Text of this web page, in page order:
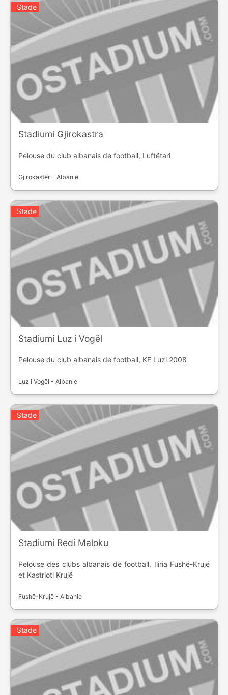
Stade
Stadiumi Gjirokastra
Pelouse du club albanais de football, Luftëtari
Gjirokastër - Albanie
Stade
Stadiumi Luz i Vogël
Pelouse du club albanais de football, KF Luzi 2008
Luz i Vogël - Albanie
Stade
Stadiumi Redi Maloku
Pelouse des clubs albanais de football, Iliria Fushë-Krujë
et Kastrioti Krujë
Fushë-Krujë - Albanie
Stade